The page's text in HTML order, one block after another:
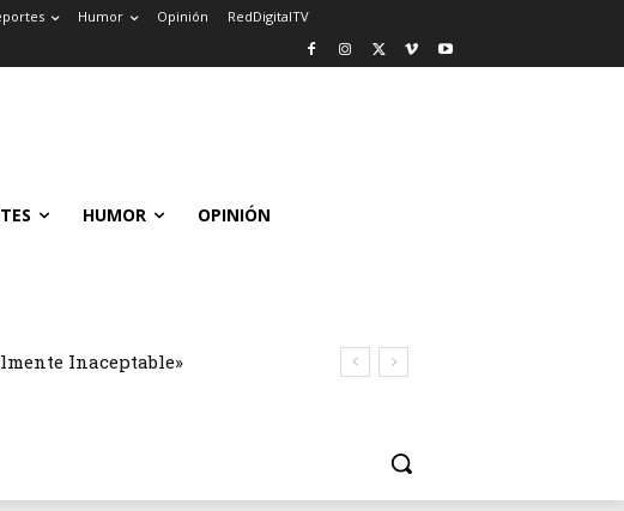
Humor Opinión RedDigitalTV
HUMOR OPINIÓN
Inaceptable»